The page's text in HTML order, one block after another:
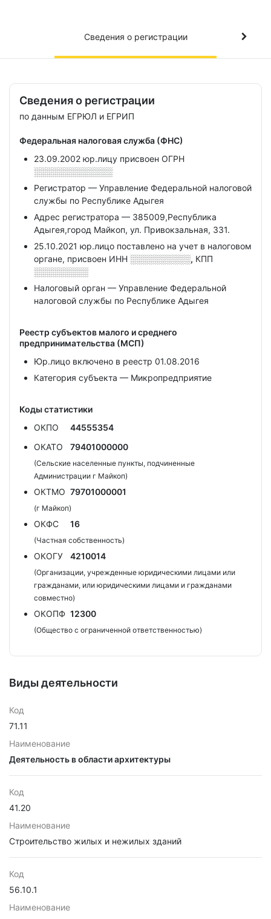
Сведения о регистрации
Сведения о регистрации
по данным ЕГРЮЛ и ЕГРИП
Федеральная налоговая служба (ФНС)
23.09.2002 юр.лицу присвоен ОГРН
░░░░░░░░░░░░░
Регистратор — Управление Федеральной налоговой
службы по Республике Адыгея
Адрес регистратора — 385009,Республика
Адыгея,город Майкоп, ул. Привокзальная, 331.
25.10.2021 юр.лицо поставлено на учет в налоговом
органе, присвоен ИНН ░░░░░░░░░░, КПП
░░░░░░░░░
Налоговый орган — Управление Федеральной
налоговой службы по Республике Адыгея
Реестр субъектов малого и среднего
предпринимательства (МСП)
Юр.лицо включено в реестр 01.08.2016
Категория субъекта — Микропредприятие
Коды статистики
ОКПО
44555354
ОКАТО
79401000000
(Сельские населенные пункты, подчиненные
Администрации г Майкоп)
ОКТМО 79701000001
(г Майкоп)
ОКФС 16
(Частная собственность)
ОКОГУ 4210014
(Организации, учрежденные юридическими лицами или
гражданами, или юридическими лицами и гражданами
совместно)
ОКОПФ 12300
(Общество с ограниченной ответственностью)
Виды деятельности
Код
71.11
Наименование
Деятельность в области архитектуры
Код
41.20
Наименование
Строительство жилых и нежилых зданий
Код
56.10.1
Наименование